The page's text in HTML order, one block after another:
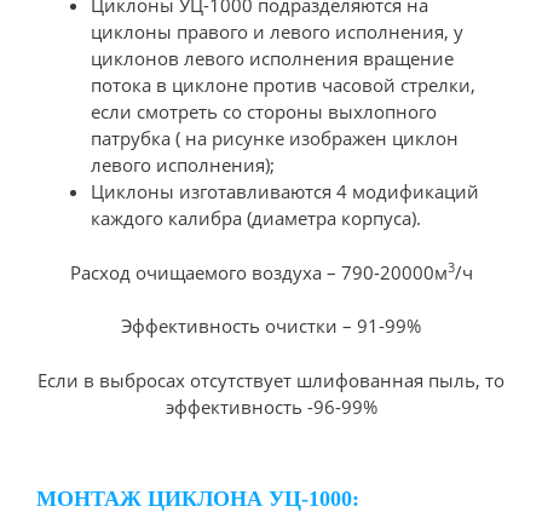
Циклоны УЦ-1000 подразделяются на
циклоны правого и левого исполнения, у
циклонов левого исполнения вращение
потока в циклоне против часовой стрелки,
если смотреть со стороны выхлопного
патрубка ( на рисунке изображен циклон
левого исполнения);
Циклоны изготавливаются 4 модификаций
каждого калибра (диаметра корпуса).
Расход очищаемого воздуха – 790-20000м3/ч
Эффективность очистки – 91-99%
Если в выбросах отсутствует шлифованная пыль, то
эффективность -96-99%
МОНТАЖ ЦИКЛОНА УЦ-1000: